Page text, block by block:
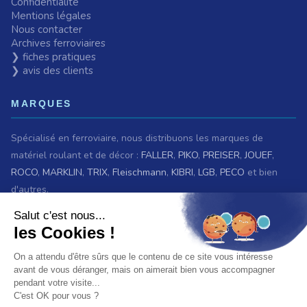
Mentions légales
Nous contacter
Archives ferroviaires
❯ fiches pratiques
❯ avis des clients
MARQUES
Spécialisé en ferroviaire, nous distribuons les marques de
matériel roulant et de décor : FALLER, PIKO, PREISER,JOUEF,
ROCO, MARKLIN, TRIX, Fleischmann, KIBRI, LGB, PECO et bien
d'autres.
Nous sommes également revendeurs des maquettesHELLER
REVELL,TAMIYA,ITALERI
Voirtoutes les marques.
ET AUSSI